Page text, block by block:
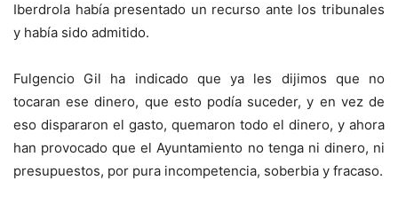
Iberdrola había presentado un recurso ante los tribunales
y había sido admitido.
Fulgencio Gil ha indicado que ya les dijimos que no
tocaran ese dinero, que esto podía suceder, y en vez de
eso dispararon el gasto, quemaron todo el dinero, y ahora
han provocado que el Ayuntamiento no tenga ni dinero, ni
presupuestos, por pura incompetencia, soberbia y fracaso.